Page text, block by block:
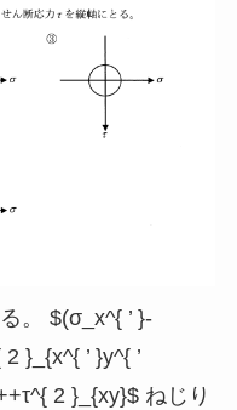
。 $(σ_x^{ ’ }-
}_{x^{ ’ }y^{ ’
2 }_{xy}$ ねじり